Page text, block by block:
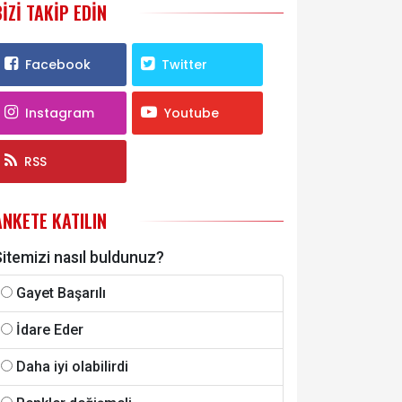
TAKIP EDIN
Facebook Twitter
Instagram Youtube
RSS
KATILIN
nasıl buldunuz?
Gayet Başarılı
İdare Eder
Daha iyi olabilirdi